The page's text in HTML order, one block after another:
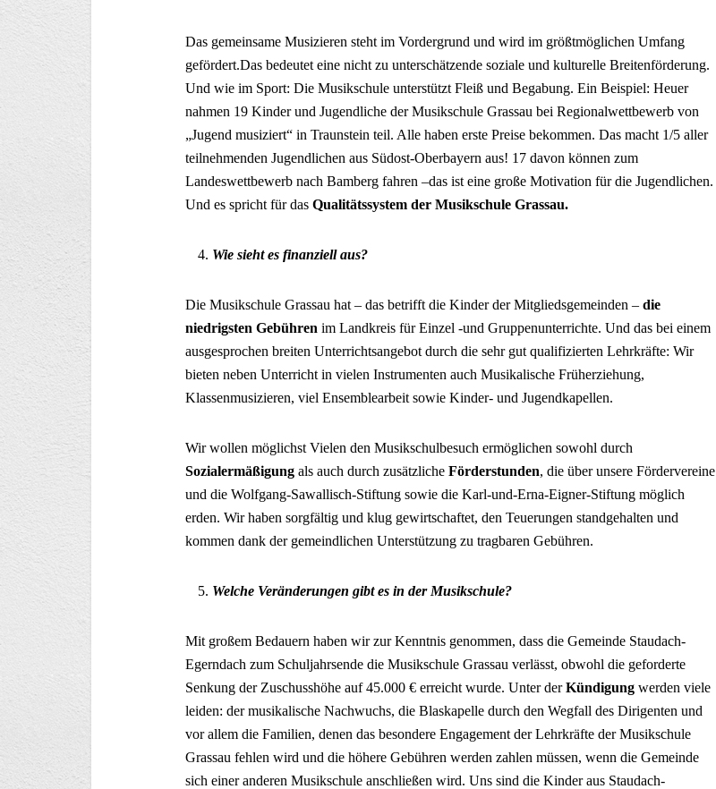
Das gemeinsame Musizieren steht im Vordergrund und wird im größtmöglichen Umfang
gefördert.Das bedeutet eine nicht zu unterschätzende soziale und kulturelle Breitenförderung.
Und wie im Sport: Die Musikschule unterstützt Fleiß und Begabung. Ein Beispiel: Heuer
nahmen 19 Kinder und Jugendliche der Musikschule Grassau bei Regionalwettbewerb von
„Jugend musiziert“ in Traunstein teil. Alle haben erste Preise bekommen. Das macht 1/5 aller
teilnehmenden Jugendlichen aus Südost-Oberbayern aus! 17 davon können zum
Landeswettbewerb nach Bamberg fahren –das ist eine große Motivation für die Jugendlichen.
Und es spricht für das Qualitätssystem der Musikschule Grassau.
Wie sieht es finanziell aus?
Die Musikschule Grassau hat – das betrifft die Kinder der Mitgliedsgemeinden – die
niedrigsten Gebühren im Landkreis für Einzel -und Gruppenunterrichte. Und das bei einem
ausgesprochen breiten Unterrichtsangebot durch die sehr gut qualifizierten Lehrkräfte: Wir
bieten neben Unterricht in vielen Instrumenten auch Musikalische Früherziehung,
Klassenmusizieren, viel Ensemblearbeit sowie Kinder- und Jugendkapellen.
Wir wollen möglichst Vielen den Musikschulbesuch ermöglichen sowohl durch
Sozialermäßigung als auch durch zusätzliche Förderstunden, die über unsere Fördervereine
und die Wolfgang-Sawallisch-Stiftung sowie die Karl-und-Erna-Eigner-Stiftung möglich
erden. Wir haben sorgfältig und klug gewirtschaftet, den Teuerungen standgehalten und
kommen dank der gemeindlichen Unterstützung zu tragbaren Gebühren.
Welche Veränderungen gibt es in der Musikschule?
Mit großem Bedauern haben wir zur Kenntnis genommen, dass die Gemeinde Staudach-
Egerndach zum Schuljahrsende die Musikschule Grassau verlässt, obwohl die geforderte
Senkung der Zuschusshöhe auf 45.000 € erreicht wurde. Unter derKündigung werden viele
leiden: der musikalische Nachwuchs, die Blaskapelle durch den Wegfall des Dirigenten und
vor allem die Familien, denen das besondere Engagement der Lehrkräfte der Musikschule
Grassau fehlen wird und die höhere Gebühren werden zahlen müssen, wenn die Gemeinde
sich einer anderen Musikschule anschließen wird. Uns sind die Kinder aus Staudach-